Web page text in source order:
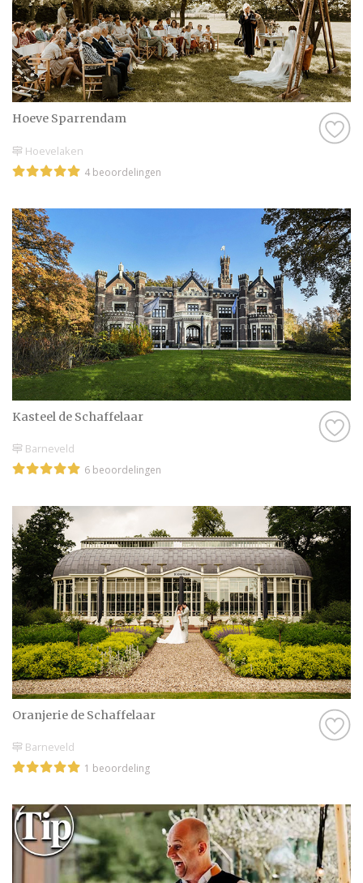
Hoeve Sparrendam
Hoevelaken
4 beoordelingen
Kasteel de Schaffelaar
Barneveld
6 beoordelingen
Oranjerie de Schaffelaar
Barneveld
1 beoordeling